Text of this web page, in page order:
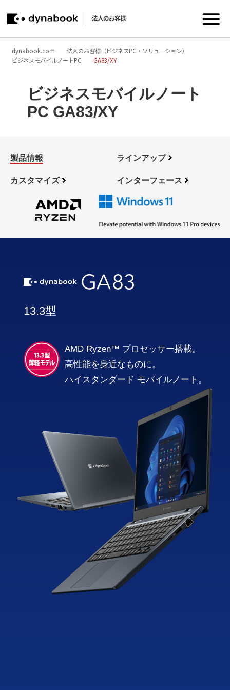
法人のお客様
dynabook.com
法人のお客様（ビジネスPC・ソリューション）
ビジネスモバイルノートPC
GA83/XY
ビジネスモバイルノート
PC GA83/XY
製品情報 ラインアップ
カスタマイズ インターフェース
13.3型
AMD Ryzen™ プロセッサー搭載。
高性能を身近なものに。
ハイスタンダード モバイルノート。